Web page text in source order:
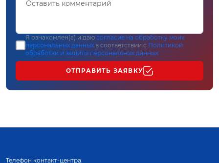
Я ознакомлен(а) и даю согласие на обработку моих
персональных данных в соответствии с Политикой
обработки и защиты персональных данных
ОТПРАВИТЬ ЗАЯВКУ
Телефон контакт-центра: